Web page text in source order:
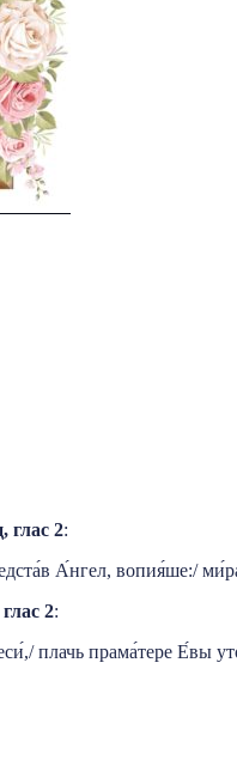
, глас 2:
А́нгел, вопия́ше:/
глас 2:
плачь прама́тере Е́вы